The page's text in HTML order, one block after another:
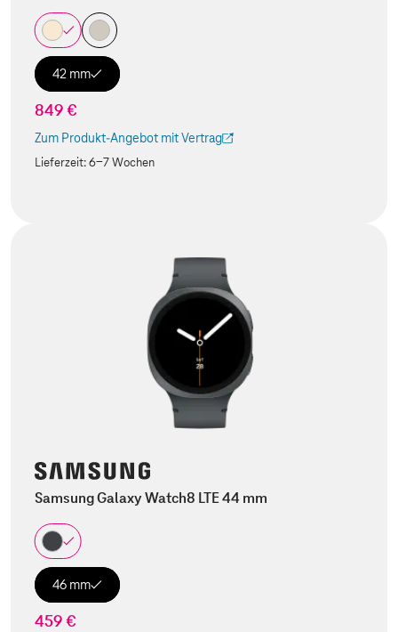
42 mm
849 €
Zum Produkt-Angebot mit Vertrag
(Der Link wird in einem neuen Tab geöffnet)
Lieferzeit:6-7 Wochen
Samsung Galaxy Watch8 LTE 44 mm
46 mm
459 €